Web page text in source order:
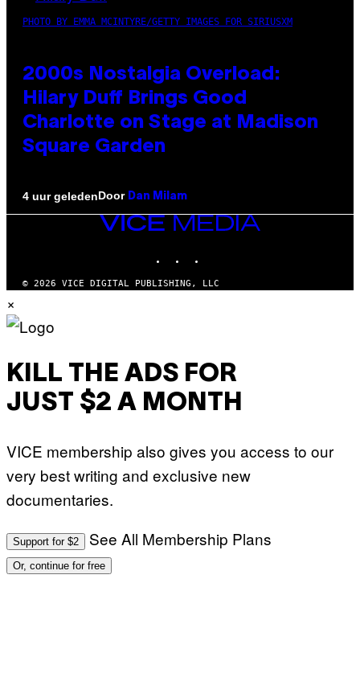
PHOTO BY EMMA MCINTYRE/GETTY IMAGES FOR SIRIUSXM
2000s Nostalgia Overload:
Hilary Duff Brings Good
Charlotte on Stage at Madison
Square Garden
4 uur geledenDoor Dan Milam
VICE
© 2026 VICE DIGITAL PUBLISHING, LLC
×
KILL THE ADS FOR
JUST $2 A MONTH
VICE membership also gives you access to our
very best writing and exclusive new
documentaries.
Support for $2 See All Membership Plans
Or, continue for free